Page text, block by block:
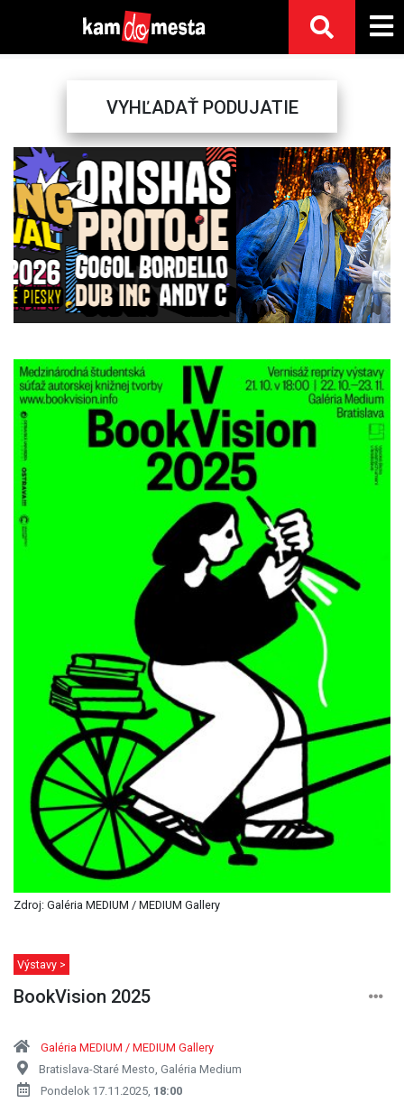
VYHĽADAŤ PODUJATIE
Previous Next
Zdroj: Galéria MEDIUM / MEDIUM Gallery
Výstavy >
BookVision 2025
Galéria MEDIUM / MEDIUM Gallery
Bratislava-Staré Mesto, Galéria Medium
Pondelok 17.11.2025, 18:00